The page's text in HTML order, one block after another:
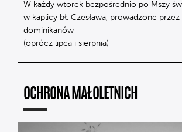
W każdy wtorek bezpośrednio po Mszy
w kaplicy bł. Czesława, prowadzone
dominikanów
(oprócz lipca i sierpnia)
OCHRONA MAŁOLETNICH